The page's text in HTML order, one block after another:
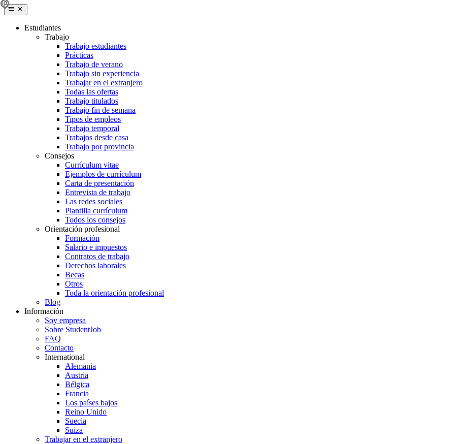
Estudiantes
Trabajo
Trabajo estudiantes
Prácticas
Trabajo de verano
Trabajo sin experiencia
Trabajar en el extranjero
Todas las ofertas
Trabajo titulados
Trabajo fin de semana
Tipos de empleos
Trabajo temporal
Trabajos desde casa
Trabajo por provincia
Consejos
Currículum vitae
Ejemplos de currículum
Carta de presentación
Entrevista de trabajo
Las redes sociales
Plantilla currículum
Todos los consejos
Orientación profesional
Formación
Salario e impuestos
Contratos de trabajo
Derechos laborales
Becas
Otros
Toda la orientación profesional
Blog
Información
Soy empresa
Sobre StudentJob
FAQ
Contacto
International
Alemania
Austria
Bélgica
Francia
Los países bajos
Reino Unido
Suecia
Suiza
Trabajar en el extranjero